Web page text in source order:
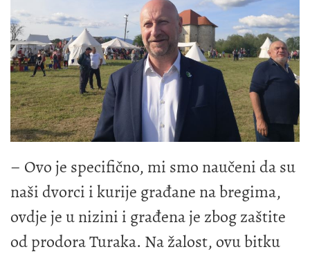
– Ovo je specifično, mi smo naučeni da su
naši dvorci i kurije građane na bregima,
ovdje je u nizini i građena je zbog zaštite
od prodora Turaka. Na žalost, ovu bitku